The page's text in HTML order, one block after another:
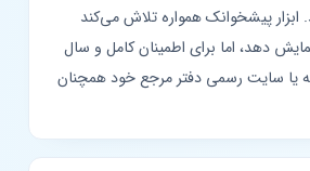
پیشخوانک همواره تلاش می‌کند
دهد، اما برای اطمینان کامل و سال
سایت رسمی دفتر مرجع خود همچنان